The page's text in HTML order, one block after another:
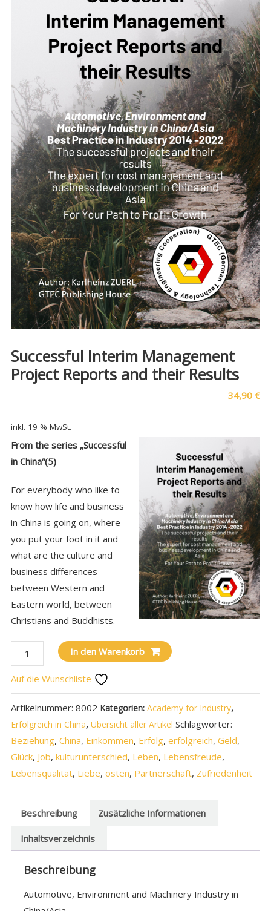
Successful Interim Management
Project Reports and their Results
34,90€
inkl. 19 % MwSt.
From the series „Successful
in China“(5)
For everybody who like to
know how life and business
in China is going on, where
you put your foot in it and
what are the culture and
business differences
between Western and
Eastern world, between
Christians and Buddhists.
In den Warenkorb
Auf die Wunschliste
Artikelnummer: 8002 Kategorien: Academy for Industry,
Erfolgreich in China, Übersicht aller Artikel Schlagwörter:
Beziehung, China, Einkommen, Erfolg, erfolgreich, Geld,
Glück, Job, kulturunterschied, Leben, Lebensfreude,
Lebensqualität, Liebe, osten, Partnerschaft, Zufriedenheit
Beschreibung Zusätzliche Informationen
Inhaltsverzeichnis
Beschreibung
Automotive, Environment and Machinery Industry in